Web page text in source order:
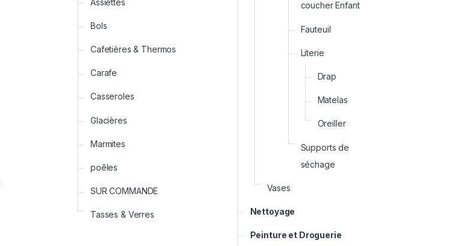
Bols
Cafetières & Thermos
Carafe
Casseroles
Glacières
Marmites
poêles
SUR COMMANDE
Tasses & Verres
coucher Enfant
Fauteuil
Literie
Drap
Matelas
Oreiller
Supports de
séchage
Vases
Nettoyage
Peinture et Droguerie